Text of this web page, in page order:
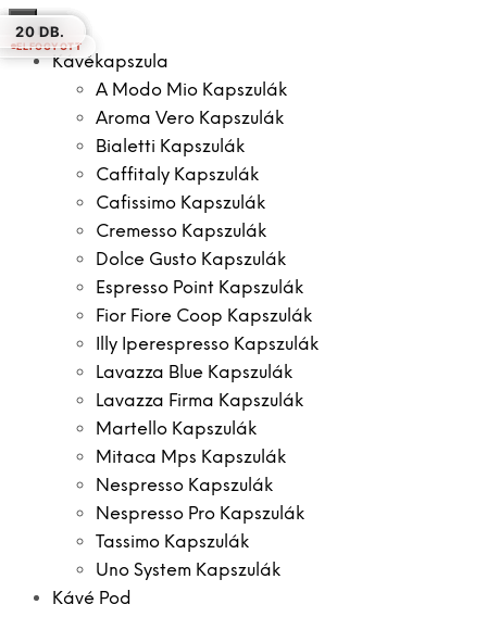
×
Kávékapszula
A Modo Mio Kapszulák
Aroma Vero Kapszulák
Bialetti Kapszulák
Caffitaly Kapszulák
Cafissimo Kapszulák
Cremesso Kapszulák
Dolce Gusto Kapszulák
Espresso Point Kapszulák
Fior Fiore Coop Kapszulák
Illy Iperespresso Kapszulák
Lavazza Blue Kapszulák
Lavazza Firma Kapszulák
Martello Kapszulák
Mitaca Mps Kapszulák
Nespresso Kapszulák
Nespresso Pro Kapszulák
Tassimo Kapszulák
Uno System Kapszulák
Kávé Pod
10 DB.
10 DB.
10 DB.
18 DB.
ELFOGYOTT
10 DB.
10 DB.
ELFOGYOTT
20 DB.